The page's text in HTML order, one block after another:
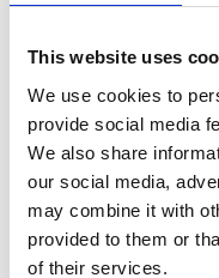
This website uses
We use cookies to
provide social media
We also share
our social media,
may combine it with
provided to them or
of their services.
2
3
säilyttäminen
4 Eropyyntö
5 Talouden